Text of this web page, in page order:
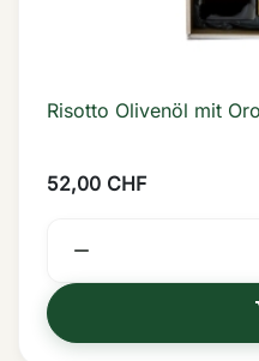
Risotto Olivenöl mit
52,00 CHF
